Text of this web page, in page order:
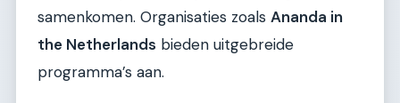
samenkomen. Organisaties zoals Ananda in
the Netherlands bieden uitgebreide
programma’s aan.